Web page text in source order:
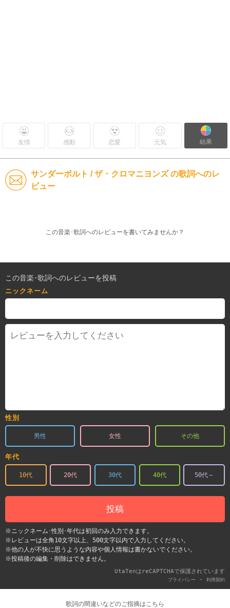
友情 感動 恋愛 元気 結果
サンダーボルト / ザ・クロマニヨンズ の歌詞へのレ
ビュー
この音楽･歌詞へのレビューを書いてみませんか？
この音楽･歌詞へのレビューを投稿
ニックネーム
性別
男性 女性 その他
年代
10代 20代 30代 40代 50代～
投稿
※ニックネーム･性別･年代は初回のみ入力できます。
※レビューは全角10文字以上、500文字以内で入力してください。
※他の人が不快に思うような内容や個人情報は書かないでください。
※投稿後の編集・削除はできません。
UtaTenはreCAPTCHAで保護されています
プライバシー - 利用契約
歌詞の間違いなどのご指摘はこちら